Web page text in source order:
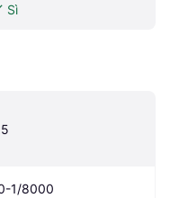
Sì
1/8000